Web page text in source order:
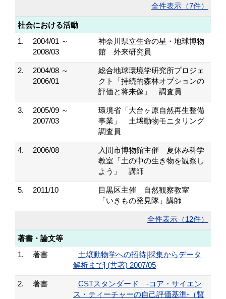
全件表示（7件）
社会における活動
1.
2004/01 ～
2008/03
神奈川県立生命の星・地球博物
館 外来研究員
2.
2004/08 ～
2006/01
総合地球環境学研究所プロジェ
クト「持続的森林オプションの
評価と将来像」 調査員
3.
2005/09 ～
2007/03
環境省「大台ヶ原自然再生整備
事業」 土壌動物モニタリング
調査員
4. 2006/08
入間市博物館主催 夏休み科学
教室「土の中の生き物を観察し
よう」 講師
5. 2011/10
目黒区主催 自然観察教室
「いきもの発見隊」講師
全件表示（12件）
著書・論文等
1.
著書
土壌動物学への招待[採集からデータ
解析まで] (共著) 2007/05
2. 著書
CSTスタンダード -コア・サイエン
ス・ティーチャーの自己評価基準-（暫